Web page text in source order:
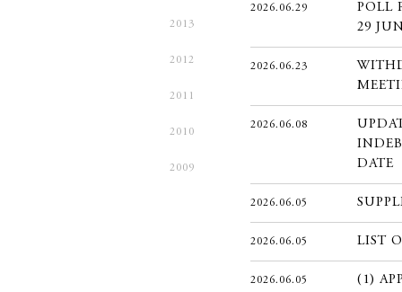
2013
2012
2011
2010
2009
2026.06.29
POLL
29
2026.06.23
2026.06.08
DATE
2026.06.05
2026.06.05 LIST
2026.06.05
(1)